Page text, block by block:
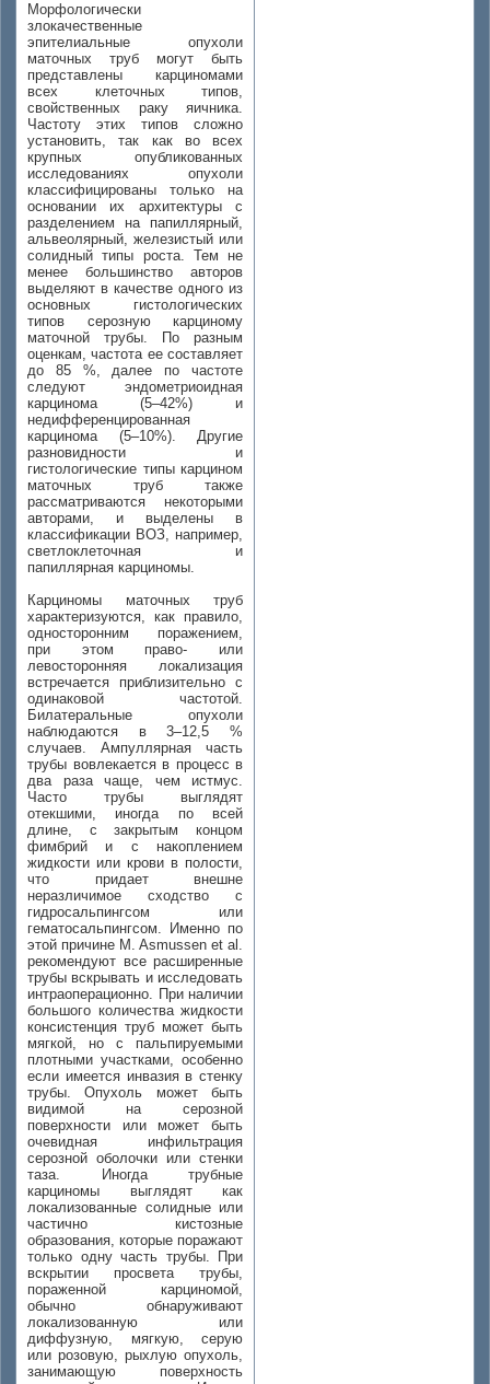
Морфологически
злокачественные
эпителиальные опухоли
маточных труб могут быть
представлены карциномами
всех клеточных типов,
свойственных раку яичника.
Частоту этих типов сложно
установить, так как во всех
крупных опубликованных
исследованиях опухоли
классифицированы только на
основании их архитектуры с
разделением на папиллярный,
альвеолярный, железистый или
солидный типы роста. Тем не
менее большинство авторов
выделяют в качестве одного из
основных гистологических
типов серозную карциному
маточной трубы. По разным
оценкам, частота ее составляет
до 85 %, далее по частоте
следуют эндометриоидная
карцинома (5–42%) и
недифференцированная
карцинома (5–10%). Другие
разновидности и
гистологические типы карцином
маточных труб также
рассматриваются некоторыми
авторами, и выделены в
классификации ВОЗ, например,
светлоклеточная и
папиллярная карциномы.
Карциномы маточных труб
характеризуются, как правило,
односторонним поражением,
при этом право- или
левосторонняя локализация
встречается приблизительно с
одинаковой частотой.
Билатеральные опухоли
наблюдаются в 3–12,5 %
случаев. Ампуллярная часть
трубы вовлекается в процесс в
два раза чаще, чем истмус.
Часто трубы выглядят
отекшими, иногда по всей
длине, с закрытым концом
фимбрий и с накоплением
жидкости или крови в полости,
что придает внешне
неразличимое сходство с
гидросальпингсом или
гематосальпингсом. Именно по
этой причине M. Asmussen et al.
рекомендуют все расширенные
трубы вскрывать и исследовать
интраоперационно. При наличии
большого количества жидкости
консистенция труб может быть
мягкой, но с пальпируемыми
плотными участками, особенно
если имеется инвазия в стенку
трубы. Опухоль может быть
видимой на серозной
поверхности или может быть
очевидная инфильтрация
серозной оболочки или стенки
таза. Иногда трубные
карциномы выглядят как
локализованные солидные или
частично кистозные
образования, которые поражают
только одну часть трубы. При
вскрытии просвета трубы,
пораженной карциномой,
обычно обнаруживают
локализованную или
диффузную, мягкую, серую
или розовую, рыхлую опухоль,
занимающую поверхность